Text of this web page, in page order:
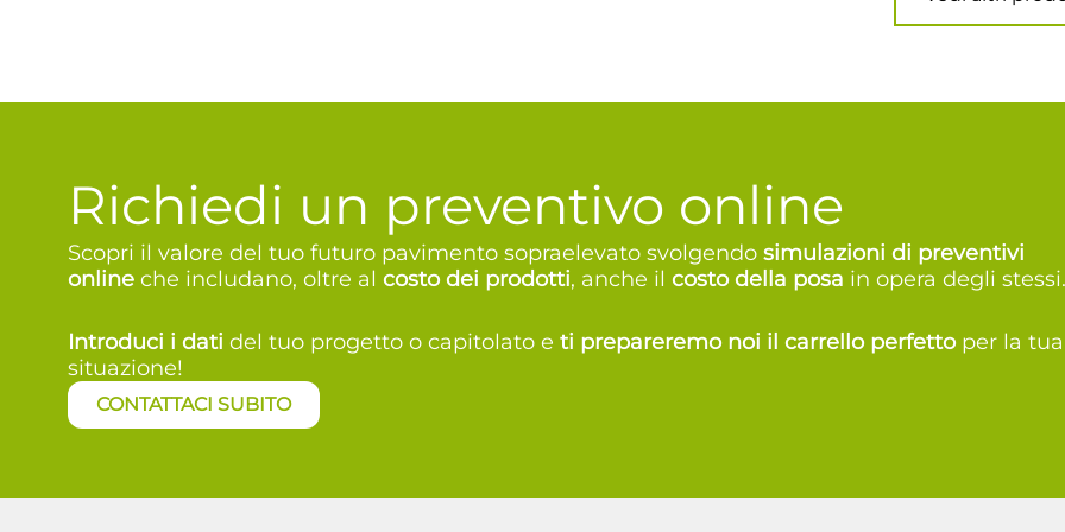
Richiedi un preventivo online
Scopri il valore del tuo futuro pavimento sopraelevato svolgendo simulazioni di preventivi
online che includano, oltre al costo dei prodotti, anche il costo della posa in opera degli
Introduci i dati del tuo progetto o capitolato e ti prepareremo noi il carrello perfettoper la tua
situazione!
CONTATTACI SUBITO